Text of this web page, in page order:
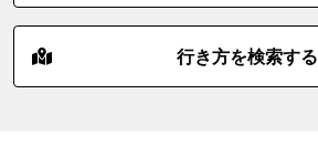
行き方を検索する